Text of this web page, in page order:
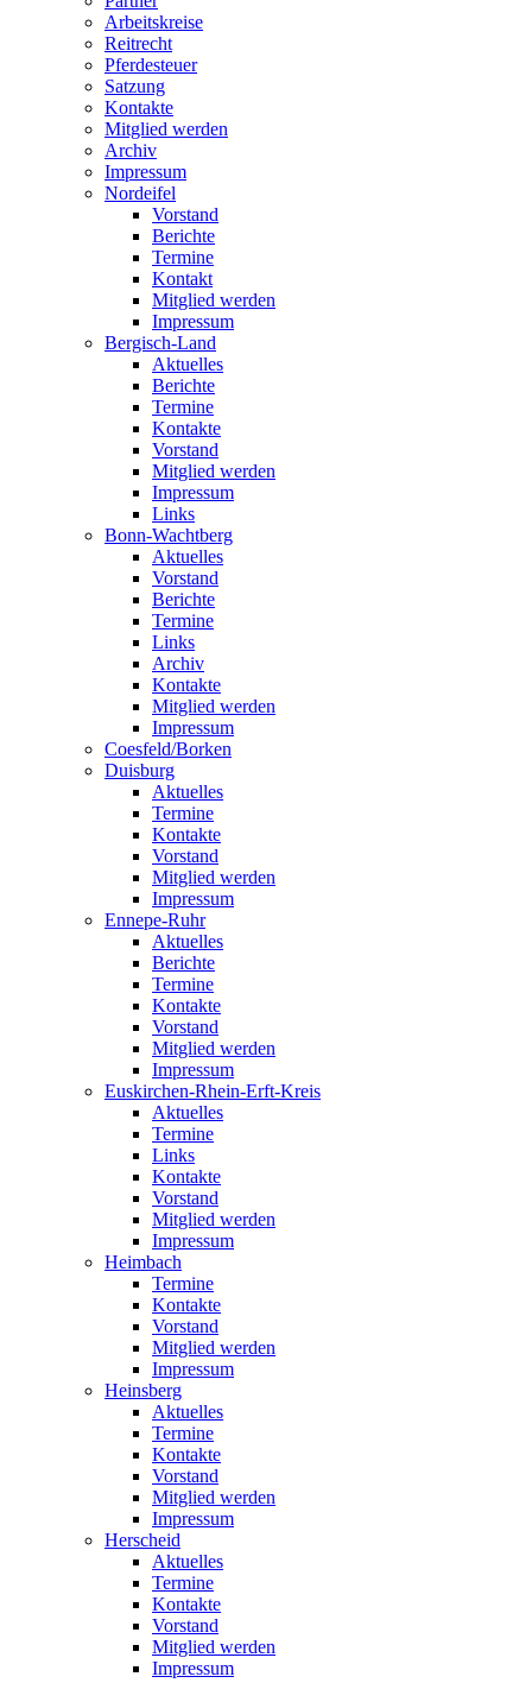
Arbeitskreise
Reitrecht
Pferdesteuer
Satzung
Kontakte
Mitglied werden
Archiv
Impressum
Nordeifel
Vorstand
Berichte
Termine
Kontakt
Mitglied werden
Impressum
Bergisch-Land
Aktuelles
Berichte
Termine
Kontakte
Vorstand
Mitglied werden
Impressum
Links
Bonn-Wachtberg
Aktuelles
Vorstand
Berichte
Termine
Links
Archiv
Kontakte
Mitglied werden
Impressum
Coesfeld/Borken
Duisburg
Aktuelles
Termine
Kontakte
Vorstand
Mitglied werden
Impressum
Ennepe-Ruhr
Aktuelles
Berichte
Termine
Kontakte
Vorstand
Mitglied werden
Impressum
Euskirchen-Rhein-Erft-Kreis
Aktuelles
Termine
Links
Kontakte
Vorstand
Mitglied werden
Impressum
Heimbach
Termine
Kontakte
Vorstand
Mitglied werden
Impressum
Heinsberg
Aktuelles
Termine
Kontakte
Vorstand
Mitglied werden
Impressum
Herscheid
Aktuelles
Termine
Kontakte
Vorstand
Mitglied werden
Impressum